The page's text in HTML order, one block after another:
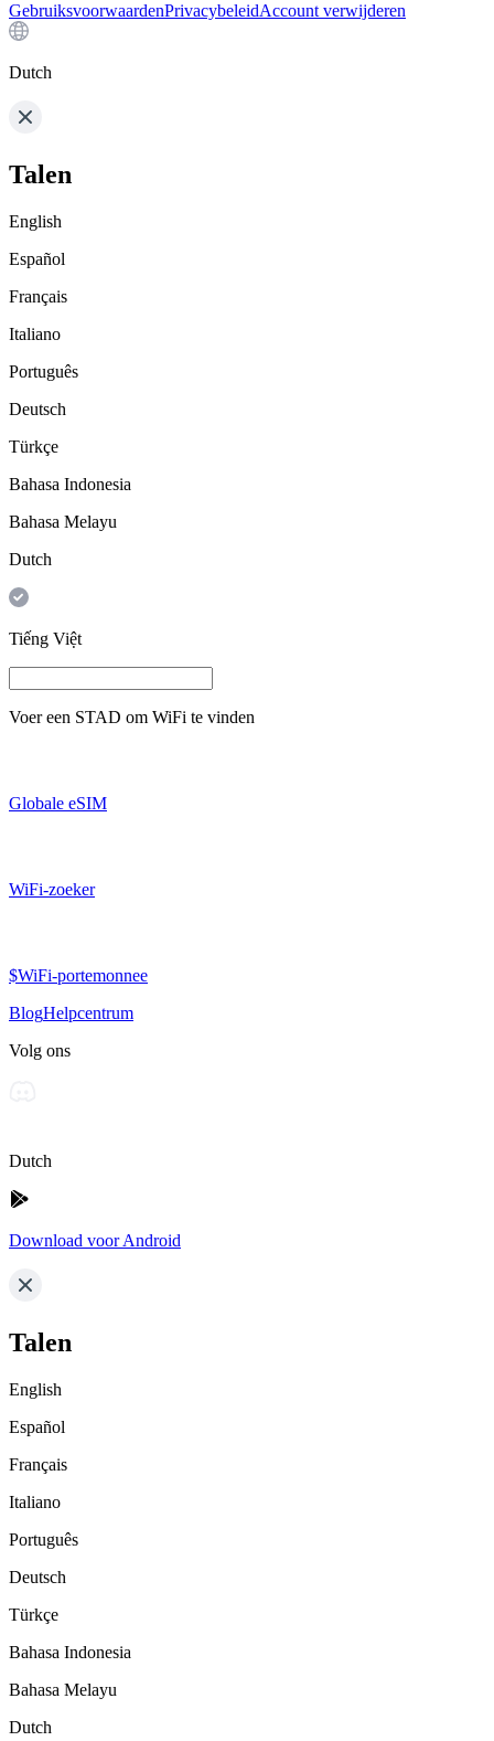
GebruiksvoorwaardenPrivacybeleidAccount verwijderen
Dutch
Talen
English
Español
Français
Italiano
Português
Deutsch
Türkçe
Bahasa Indonesia
Bahasa Melayu
Dutch
Tiếng Việt
Voer een STAD om WiFi te vinden
Globale eSIM
WiFi-zoeker
$WiFi-portemonnee
BlogHelpcentrum
Volg ons
Dutch
Download voor Android
Talen
English
Español
Français
Italiano
Português
Deutsch
Türkçe
Bahasa Indonesia
Bahasa Melayu
Dutch